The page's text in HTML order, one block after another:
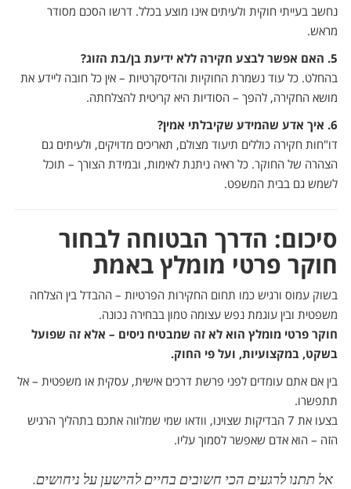
נחשב בעייתי חוקית ולעיתים אינו מוצע בכלל. דרשו הסכם מסודר
מראש.
5. האם אפשר לבצע חקירה ללא ידיעת בן/בת הזוג?
בהחלט. כל עוד נשמרת החוקיות והדיסקרטיות – אין כל חובה ליידע את
מושא החקירה, להפך – הסודיות היא קריטית להצלחתה.
6. איך אדע שהמידע שקיבלתי אמין?
דו"חות חקירה כוללים תיעוד מצולם, תאריכים מדויקים, ולעיתים גם
הצהרה של החוקר. כל ראיה ניתנת לאימות, ובמידת הצורך – תוכל
לשמש גם בבית המשפט.
סיכום: הדרך הבטוחה לבחור
חוקר פרטי מומלץ באמת
בשוק עמוס ורגיש כמו תחום החקירות הפרטיות – ההבדל בין הצלחה
משפטית ובין עוגמת נפש עצומה טמון בבחירה נכונה.
חוקר פרטי מומלץ הוא לא זה שמבטיח ניסים – אלא זה שפועל
בשקט, במקצועיות, ועל פי החוק.
בין אם אתם עומדים לפני פרשת דרכים אישית, עסקית או משפטית – אל
תתפשרו.
בצעו את 7 הבדיקות שצוינו, וודאו שמי שמלווה אתכם בתהליך הרגיש
הזה – הוא אדם שאפשר לסמוך עליו.
אל תתנו לרגעים הכי חשובים בחיים להישען על ניחושים.